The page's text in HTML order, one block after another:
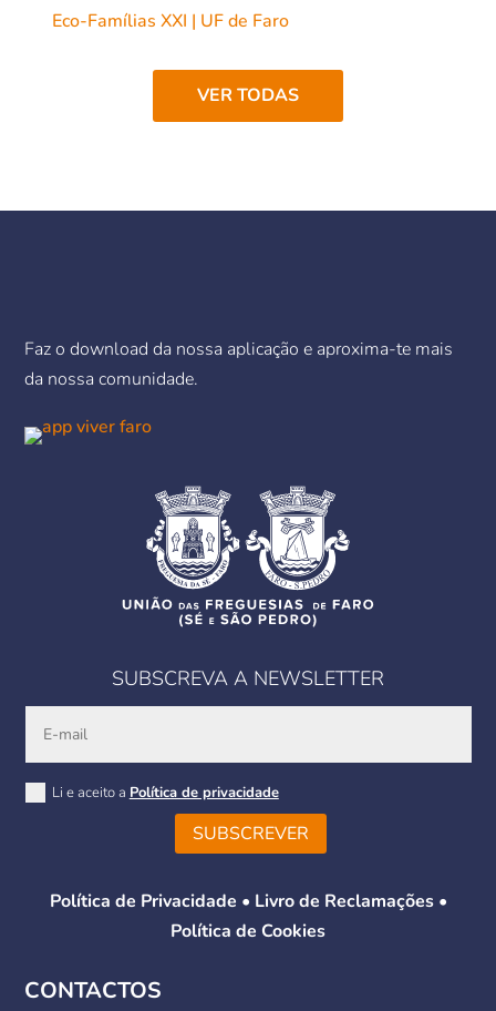
Eco-Famílias XXI | UF de Faro
VER TODAS
Faz o download da nossa aplicação e aproxima-te mais
da nossa comunidade.
SUBSCREVA A NEWSLETTER
Li e aceito a Política de privacidade
SUBSCREVER
Política de Privacidade • Livro de Reclamações•
Política de Cookies
CONTACTOS